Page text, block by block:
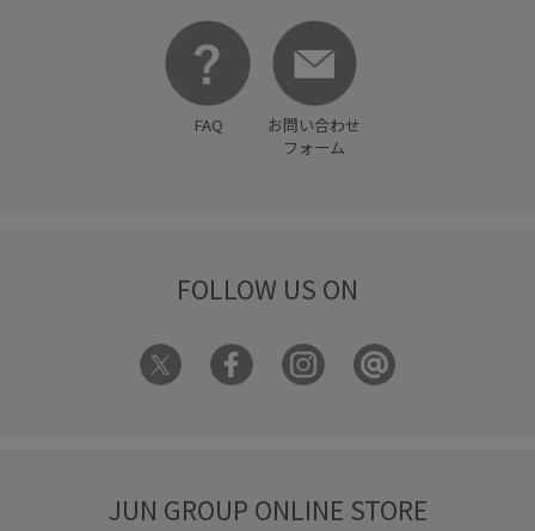
FAQ
お問い合わせ
フォーム
FOLLOW US ON
JUN GROUP ONLINE STORE